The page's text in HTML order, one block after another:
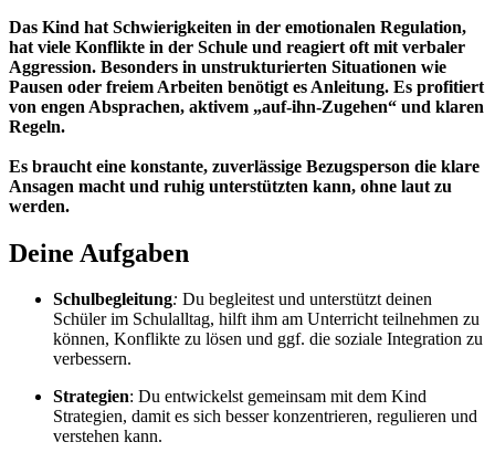
Das Kind hat Schwierigkeiten in der emotionalen Regulation,
hat viele Konflikte in der Schule und reagiert oft mit verbaler
Aggression. Besonders in unstrukturierten Situationen wie
Pausen oder freiem Arbeiten benötigt es Anleitung. Es profitiert
von engen Absprachen, aktivem „auf-ihn-Zugehen“ und klaren
Regeln.
Es braucht eine konstante, zuverlässige Bezugsperson die klare
Ansagen macht und ruhig unterstützten kann, ohne laut zu
werden.
Deine Aufgaben
Schulbegleitung: Du begleitest und unterstützt deinen
Schüler im Schulalltag, hilft ihm am Unterricht teilnehmen zu
können, Konflikte zu lösen und ggf. die soziale Integration zu
verbessern.
Strategien: Du entwickelst gemeinsam mit dem Kind
Strategien, damit es sich besser konzentrieren, regulieren und
verstehen kann.